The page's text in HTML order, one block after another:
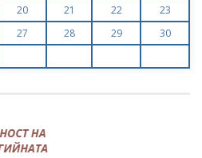
20 21 22
23
27 28 29
30